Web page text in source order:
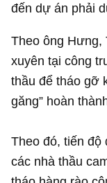
đến dự án phải
Theo ông Hưng,
xuyên tại công
thầu để tháo gỡ
găng” hoàn
Theo đó, tiến
các nhà thầu